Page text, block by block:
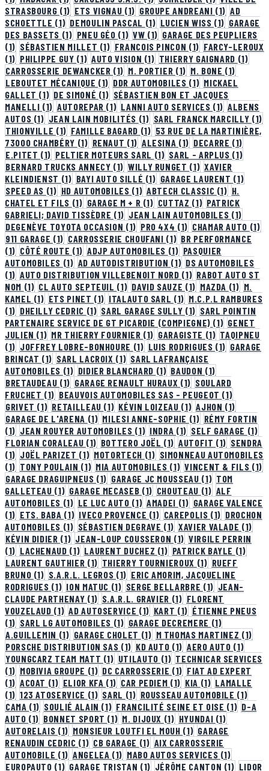
STRASBOURG (1) ETS VIGNAU (1) GROUPE ANDREANI (1) AD
SCHOETTLE (1) DEMOULIN PASCAL (1) LUCIEN WISS (1) GARAGE
DES BASSETS (1) PNEU GÉO (1) VW (1) GARAGE DES PEUPLIERS
(1) SÉBASTIEN MILLET (1) FRANCOIS PINCON (1) FARCY-LEROUX
(1) PHILIPPE GUY (1) AUTO VISION (1) THIERRY GAIGNARD (1)
CARROSSERIE DEWANCKER (1) M. PORTIER (1) M. BONE (1)
LEBOUTET MÉCANIQUE (1) DDR AUTOMOBILES (1) MICKAEL
GALLET (1) DE SIMONÉ (1) SÉBASTIEN BON ET JACQUES
MANELLI (1) AUTOREPAR (1) LANNI AUTO SERVICES (1) ALBENS
AUTOS (1) JEAN LAIN MOBILITÉS (1) SARL FRANCK MARCILLY (1)
THIONVILLE (1) FAMILLE BAGARD (1) 53 RUE DE LA MARTINIÈRE,
73000 CHAMBÉRY (1) RENAUT (1) ALESINA (1) DECARRE (1)
E.PITET (1) PELTIER MOTEURS SARL (1) SARL - ARPLUS (1)
BERNARD TRUCKS ANNECY (1) WILLY RUNGET (1) XAVIER
KLEINDIENST (1) BAYI AUTO SILLÉ (1) GARAGE LAURENT (1)
SPEED AS (1) HD AUTOMOBILES (1) ABTECH CLASSIC (1) H.
CHATEL ET FILS (1) GARAGE M + R (1) CUTTAZ (1) PATRICK
GABRIELI; DAVID TISSÈDRE (1) JEAN LAIN AUTOMOBILES (1)
DEGENÈVE TOYOTA OCCASION (1) PRO 4X4 (1) CHAMAR AUTO (1)
911 GARAGE (1) CARROSSERIE CHOUFANI (1) BR PERFORMANCE
(1) CÔTÉ ROUTE (1) ADJP AUTOMOBILES (1) PASQUIER
AUTOMOBILES (1) AD AUTODISTRIBUTION (1) DS AUTOMOBILES
(1) AUTO DISTRIBUTION VILLEBENOIT NORD (1) RABOT AUTO ST
NOM (1) CL AUTO SEPTEUIL (1) DAVID SAUZE (1) MAZDA (1) M.
KAMEL (1) ETS PINET (1) ITALAUTO SARL (1) M.C.P.L RAMBURES
(1) DHEILLY CEDRIC (1) SARL GARAGE SULLY (1) SARL POINTIN
PARTENAIRE SERVICE DE GT PICARDIE (COMPIEGNE) (1) GENET
JULIEN (1) MR THIERRY FOURNIER (1) GARAGISTE (1) TAQIPNEU
(1) JOFFREY LOBRE-BONHOURE (1) LUIS RODRIGUES (1) GARAGE
BRINCAT (1) SARL LACROIX (1) SARL LAFRANÇAISE
AUTOMOBILES (1) DIDIER BLANCHARD (1) BAUDON (1)
BRETAUDEAU (1) GARAGE RENAULT HURAUX (1) SOULARD
FRUCHET (1) BEAUVOIS AUTOMOBILES SAS - PEUGEOT (1)
GRIVET (1) RETAILLEAU (1) KÉVIN LOIZEAU (1) AJHON (1)
GARAGE DE L'ARENA (1) MILESI ANNE-SOPHIE (1) RÉMY FORTIN
(1) JEAN ROUYER AUTOMOBILES (1) INDRA (1) SELF GARAGE (1)
FLORIAN CORALEAU (1) BOTTERO JOËL (1) AUTOFIT (1) SENDRA
(1) JOËL PARIZET (1) MOTORTECH (1) SIMONNEAU AUTOMOBILES
(1) TONY POULAIN (1) MIA AUTOMOBILES (1) VINCENT & FILS (1)
GARAGE DRAGUIPNEUS (1) GARAGE JC MOUSSEAU (1) TOM
GALLETEAU (1) GARAGE MECASEB (1) CHOUTEAU (1) ALF
AUTOMOBILES (1) LE LUC AUTO (1) AMADEI (1) GARAGE VALENCE
(1) ETS. BABA (1) IVECO PROVENCE (1) CAREPOLIS (1) DROCHON
AUTOMOBILES (1) SÉBASTIEN DEGRAVE (1) XAVIER VALADE (1)
KÉVIN DIDIER (1) JEAN-LOUP COUSSERON (1) VIRGILE PERRIN
(1) LACHENAUD (1) LAURENT DUCHEZ (1) PATRICK BAYLE (1)
LAURENT GAUTHIER (1) THIERRY TOURNIEROUX (1) RUEFF
BRUNO (1) S.A.R.L. LEGROS (1) ERIC AMORIM, JACQUELINE
RODRIGUES (1) ION MATUC (1) SERGE BELLARBRE (1) JEAN-
CLAUDE PARTHENAY (1) S.A.R.L. GRAVIER (1) FLORENT
VOUZELAUD (1) AD AUTOSERVICE (1) KART (1) ÉTIENNE PNEUS
(1) SARL LG AUTOMOBILES (1) GARAGE DECREMERE (1)
A.GUILLEMIN (1) GARAGE CHOLET (1) M THOMAS MARTINEZ (1)
PORSCHE DISTRIBUTION SAS (1) KD AUTO (1) AERO AUTO (1)
YOUNGCARZ TEAM MATT (1) UTILAUTO (1) TECHNICAR SERVICES
(1) MOBIVIA GROUPE (1) DC CARROSSERIE (1) FIAT AD EXPERT
(1) ACOAT (1) ELIOR KFA (1) CAR PEDIEM (1) KIA (1) LAMALLE
(1) 123 ATOSERVICE (1) SARL (1) ROUSSEAU AUTOMOBILE (1)
CAMA (1) SOULIÉ ALAIN (1) FRANCILITÉ SEINE ET OISE (1) D-A
AUTO (1) BONNET SPORT (1) M. DIJOUX (1) HYUNDAI (1)
AUTORELAIS (1) MONSIEUR LOUTFI EL MOUH (1) GARAGE
RENAUDIN CEDRIC (1) CB GARAGE (1) AIX CARROSSERIE
AUTOMOBILE (1) ANGELEA (1) MABO AUTOS SERVICES (1)
EUROPAUTO (1) GARAGE TRISTAN (1) JÉRÔME CANTON (1) LIDOR